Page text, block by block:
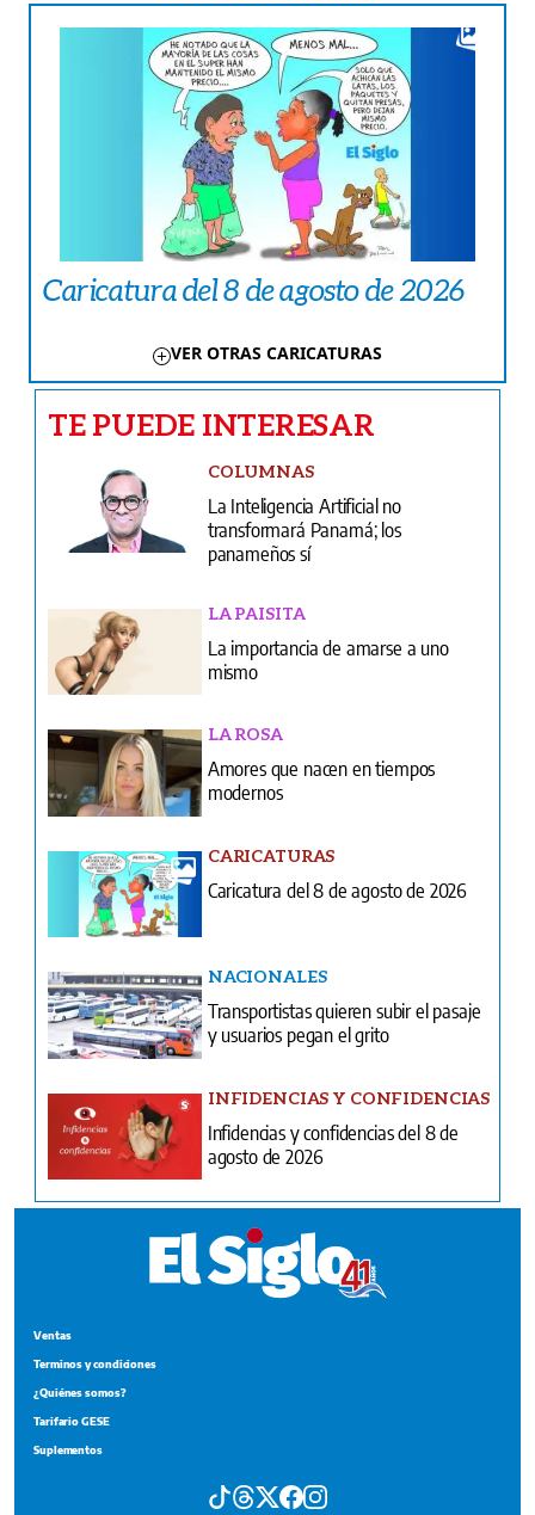
Caricatura del 8 de agosto de 2026
VER OTRAS CARICATURAS
TE PUEDE INTERESAR
COLUMNAS
La Inteligencia Artificial no
transformará Panamá; los
panameños sí
LA PAISITA
La importancia de amarse a uno
mismo
LA ROSA
Amores que nacen en tiempos
modernos
CARICATURAS
Caricatura del 8 de agosto de 2026
NACIONALES
Transportistas quieren subir el pasaje
y usuarios pegan el grito
INFIDENCIAS Y CONFIDENCIAS
Infidencias y confidencias del 8 de
agosto de 2026
Ventas
Terminos y condiciones
¿Quiénes somos?
Tarifario GESE
Suplementos